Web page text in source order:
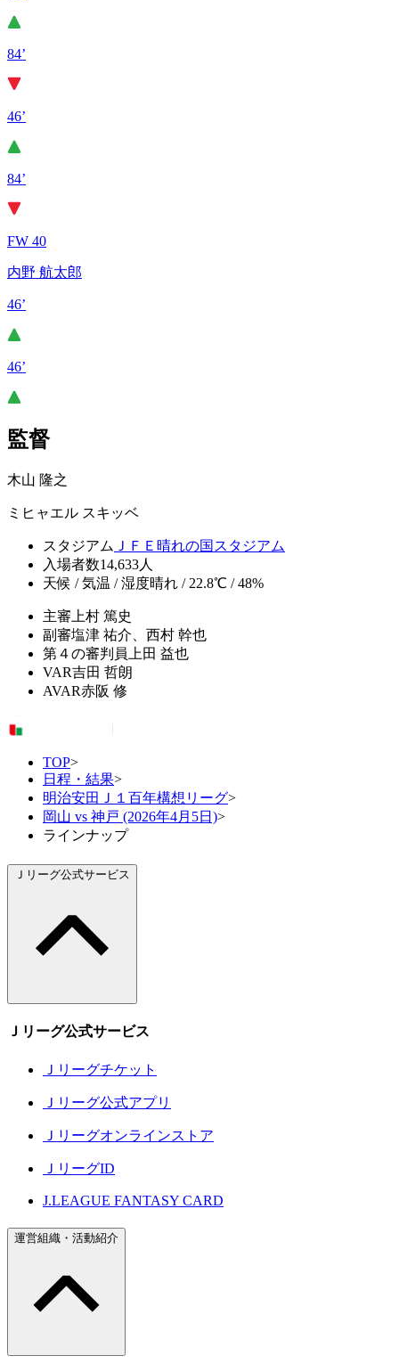
84’
46’
84’
FW 40
内野 航太郎
46’
46’
監督
木山 隆之
ミヒャエル スキッベ
スタジアム ＪＦＥ晴れの国スタジアム
入場者数14,633人
天候 / 気温 / 湿度晴れ / 22.8℃ / 48%
主審 上村 篤史
副審塩津 祐介、西村 幹也
第４の審判員 上田 益也
VAR吉田 哲朗
AVAR赤阪 修
TOP>
日程・結果>
明治安田Ｊ１百年構想リーグ>
岡山 vs 神戸 (2026年4月5日)>
ラインナップ
Ｊリーグ公式サービス
Ｊリーグ公式サービス
Ｊリーグチケット
Ｊリーグ公式アプリ
Ｊリーグオンラインストア
ＪリーグID
J.LEAGUE FANTASY CARD
運営組織・活動紹介